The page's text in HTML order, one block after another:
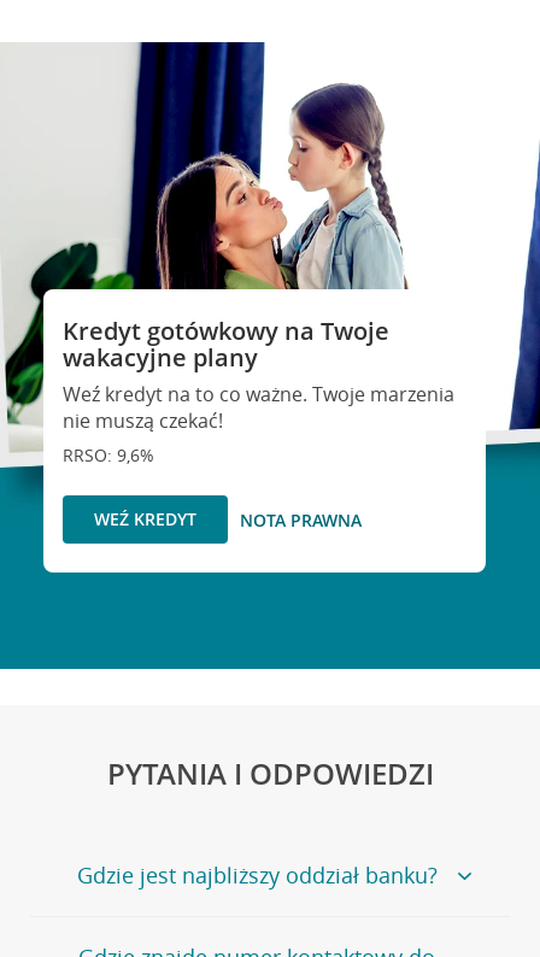
Kredyt gotówkowy na Twoje
wakacyjne plany
Weź kredyt na to co ważne. Twoje marzenia
nie muszą czekać!
RRSO: 9,6%
WEŹ KREDYT NOTA PRAWNA
PYTANIA I ODPOWIEDZI
Gdzie jest najbliższy oddział banku?
Jeśli szukasz oddziału naszego banku, zapraszamy na